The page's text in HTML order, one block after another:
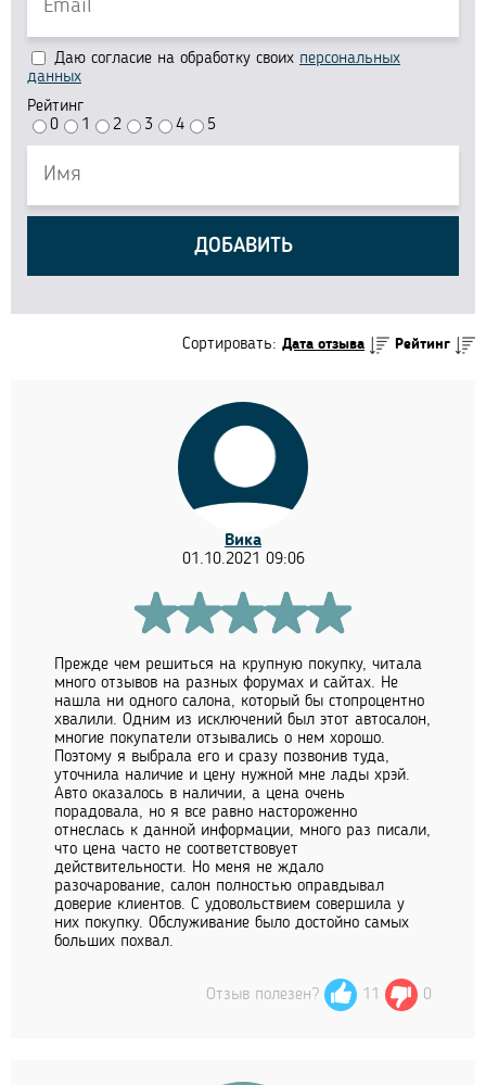
Даю согласие на обработку своих персональных
данных
Рейтинг
0
1 2 3 4 5
ДОБАВИТЬ
Сортировать: Дата отзыва Рейтинг
Вика
01.10.2021 09:06
Прежде чем решиться на крупную покупку, читала
много отзывов на разных форумах и сайтах. Не
нашла ни одного салона, который бы стопроцентно
хвалили. Одним из исключений был этот автосалон,
многие покупатели отзывались о нем хорошо.
Поэтому я выбрала его и сразу позвонив туда,
уточнила наличие и цену нужной мне лады хрэй.
Авто оказалось в наличии, а цена очень
порадовала, но я все равно настороженно
отнеслась к данной информации, много раз писали,
что цена часто не соответствовует
действительности. Но меня не ждало
разочарование, салон полностью оправдывал
доверие клиентов. С удовольствием совершила у
них покупку. Обслуживание было достойно самых
больших похвал.
Отзыв полезен? 11 0